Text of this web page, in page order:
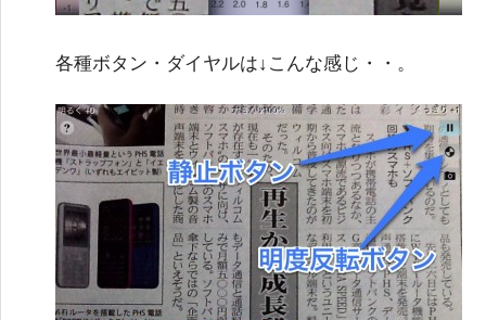
各種ボタン・ダイヤルは↓こんな感じ・・。